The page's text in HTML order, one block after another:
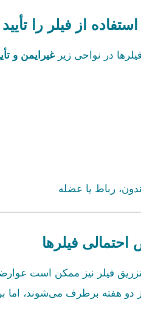
غیرایمن و
رباط یا عضله
فیلرها
تزریق فیلر نیز ممکن است
دو هفته برطرف می‌شوند، اما